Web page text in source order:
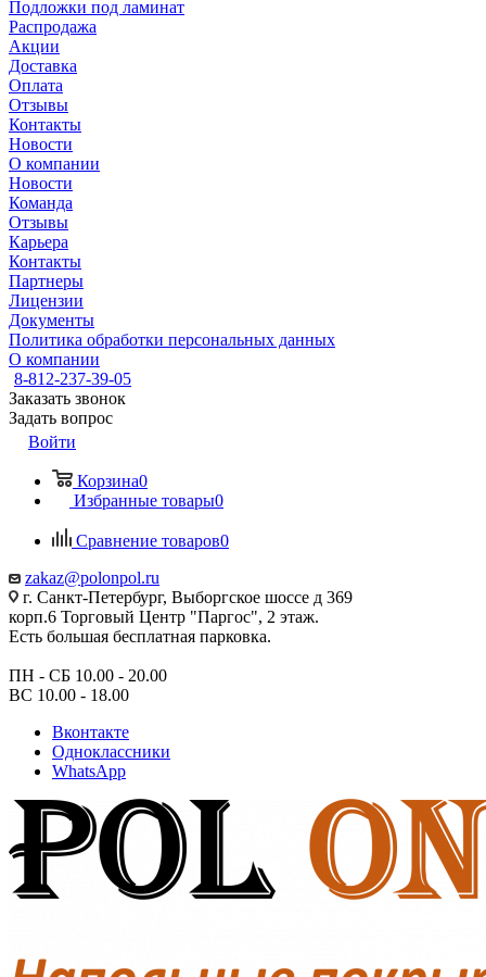
Подложки под ламинат
Распродажа
Акции
Доставка
Оплата
Отзывы
Контакты
Новости
О компании
Новости
Команда
Отзывы
Карьера
Контакты
Партнеры
Лицензии
Документы
Политика обработки персональных данных
О компании
8-812-237-39-05
Заказать звонок
Задать вопрос
Войти
Корзина0
Избранные товары0
Сравнение товаров0
zakaz@polonpol.ru
г. Санкт-Петербург, Выборгское шоссе д 369
корп.6 Торговый Центр "Паргос", 2 этаж.
Есть большая бесплатная парковка.
ПН - СБ 10.00 - 20.00
ВС 10.00 - 18.00
Вконтакте
Одноклассники
WhatsApp